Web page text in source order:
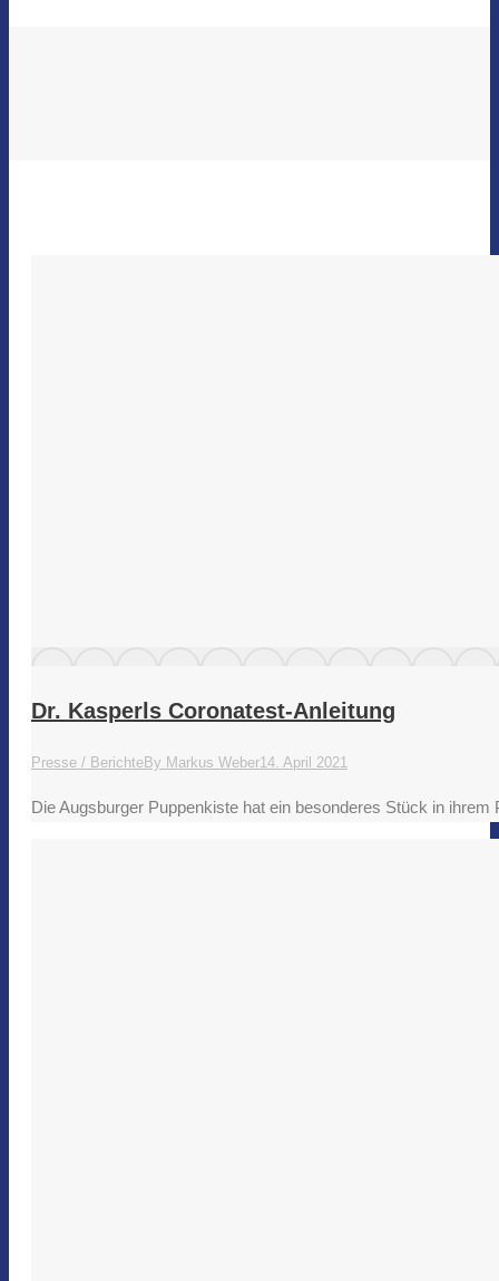
Dr. Kasperls Coronatest-Anleitung
Presse / BerichteBy Markus Weber14. April 2021
Die Augsburger Puppenkiste hat ein besonderes Stück in